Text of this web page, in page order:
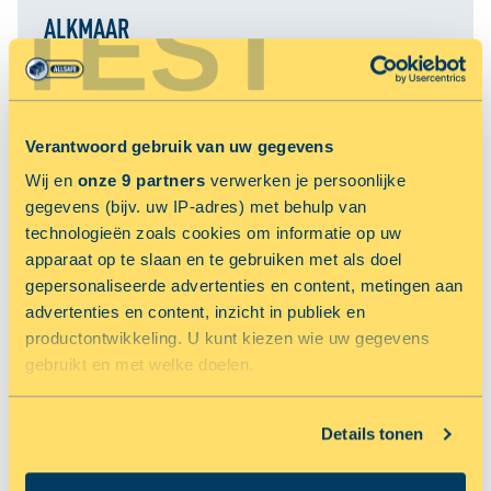
TEST
Verantwoord gebruik van uw gegevens
Wij en onze 9 partners verwerken je persoonlijke
gegevens (bijv. uw IP-adres) met behulp van
technologieën zoals cookies om informatie op uw
apparaat op te slaan en te gebruiken met als doel
gepersonaliseerde advertenties en content, metingen aan
advertenties en content, inzicht in publiek en
productontwikkeling. U kunt kiezen wie uw gegevens
gebruikt en met welke doelen.
die tot een paar meter nauwkeurig kan zijn
Details tonen
ALKMAAR
Parelweg 8
RESERVEER NU MET 33.33% KORTING
NU 50% KORTING OP OPSLAGRUIMTE
Omroepweg 11